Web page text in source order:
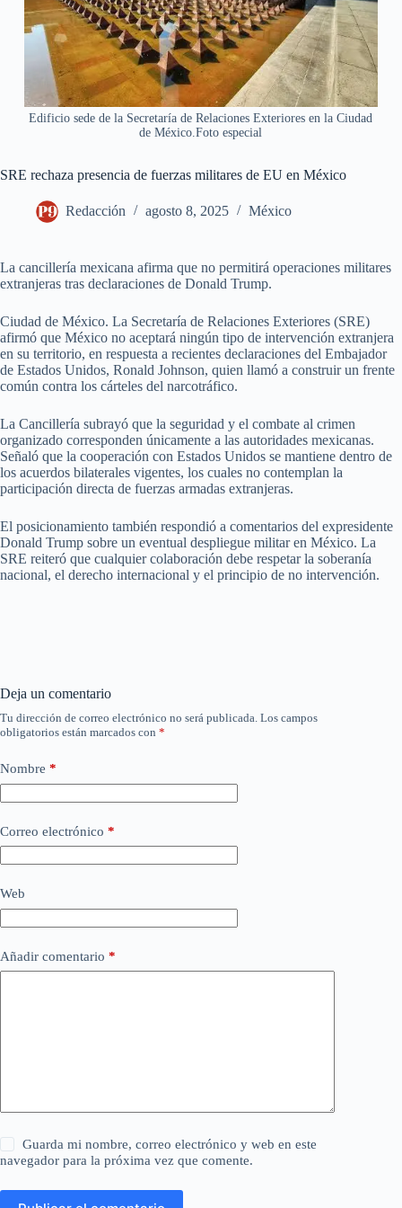
Edificio sede de la Secretaría de Relaciones Exteriores en la Ciudad
de México.Foto especial
SRE rechaza presencia de fuerzas militares de EU en México
Redacción agosto 8, 2025 México
La cancillería mexicana afirma que no permitirá operaciones militares
extranjeras tras declaraciones de Donald Trump.
Ciudad de México. La Secretaría de Relaciones Exteriores (SRE)
afirmó que México no aceptará ningún tipo de intervención extranjera
en su territorio, en respuesta a recientes declaraciones del Embajador
de Estados Unidos, Ronald Johnson, quien llamó a construir un frente
común contra los cárteles del narcotráfico.
La Cancillería subrayó que la seguridad y el combate al crimen
organizado corresponden únicamente a las autoridades mexicanas.
Señaló que la cooperación con Estados Unidos se mantiene dentro de
los acuerdos bilaterales vigentes, los cuales no contemplan la
participación directa de fuerzas armadas extranjeras.
El posicionamiento también respondió a comentarios del expresidente
Donald Trump sobre un eventual despliegue militar en México. La
SRE reiteró que cualquier colaboración debe respetar la soberanía
nacional, el derecho internacional y el principio de no intervención.
Deja un comentario
Tu dirección de correo electrónico no será publicada. Los campos
obligatorios están marcados con *
Nombre *
Correo electrónico *
Web
Añadir comentario *
Guarda mi nombre, correo electrónico y web en este
navegador para la próxima vez que comente.